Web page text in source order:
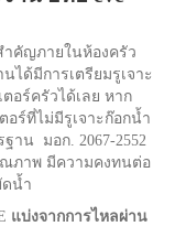
คัญภายในห้องครัว
ด้มีการเตรียมรูเจาะ
อร์ครัวได้เลย หาก
ร์ที่ไม่มีรูเจาะก๊อกน้ำ
าน มอก. 2067-2552
ณภาพ มีความคงทนต่อ
ดน้ำ
แบ่งจากการไหลผ่าน